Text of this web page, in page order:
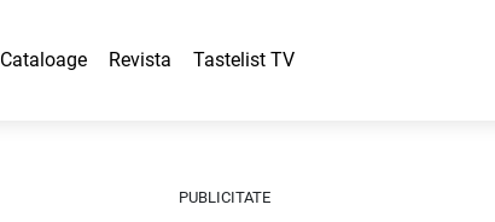
Cataloage Revista Tastelist TV
PUBLICITATE